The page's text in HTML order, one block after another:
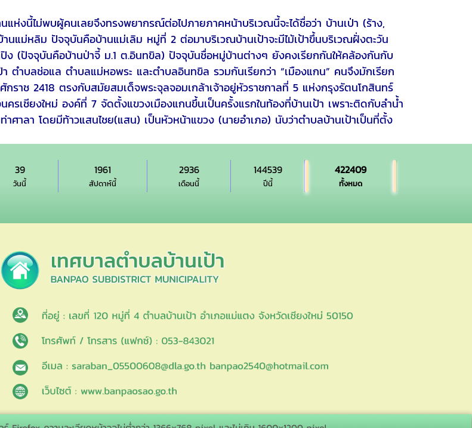
นี้ไม่พบผู้คนเลยจึงทรงพยากรณ์ต่อไปภายภาคหน้าบริเวณนี้จะได้ชื่อว่า บ้านเป่า (ร้าง,
แม่หลิม ปัจจุบันคือบ้านแม่เลิม หมู่ที่ 2 ต่อมาบริเวณบ้านเป้าจะมีไม้เป้าขึ้นบริเวณฝั่งตะวัน
ง (ปัจจุบันคือบ้านป่าจี้ ม.1 ต.อินทขิล) ปัจจุบันชื่อหมู่บ้านต่างๆ ยังคงเรียกกันให้คล้องกันกับ
ำบลช่อแล ตำบลแม่หอพระ และตำบลอินทขิล รวมกันเรียกว่า “เมืองแกน” คนจึงมักเรียก
ราช 2418 ตรงกับสมัยสมเด็จพระจุลจอมเกล้าเจ้าอยู่หัวราชกาลที่ 5 แห่งกรุงรัตนโกสินทร์
รเชียงใหม่ องค์ที่ 7 จัดตั้งแขวงเมืองแกนขึ้นเป็นครั้งแรกในท้องที่บ้านเป้า เพราะติดกับลำน้ำ
ศาลา โดยมีท้าวแสนไชย(แสน) เป็นหัวหน้าแขวง (นายอำเภอ) นับว่าตำบลบ้านเป้าเป็นที่ตั้ง
วันนี้
39
สัปดาห์นี้
1961
เดือนนี้
2936
ปีนี้
144539
ทั้งหมด
422409